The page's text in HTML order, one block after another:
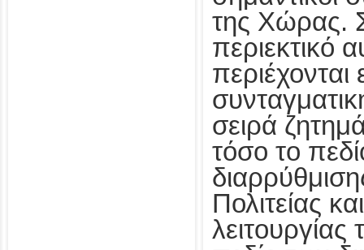
της Χώρας.
περιεκτικό
σειρά
τόσο το
Πολιτείας
λειτουργίας